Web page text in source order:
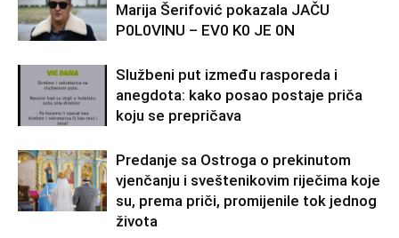
Marija Šerifović pokazala JAČU
P0L0VINU – EV0 K0 JE 0N
Službeni put između rasporeda i
anegdota: kako posao postaje priča
koju se prepričava
Predanje sa Ostroga o prekinutom
vjenčanju i sveštenikovim riječima koje
su, prema priči, promijenile tok jednog
života